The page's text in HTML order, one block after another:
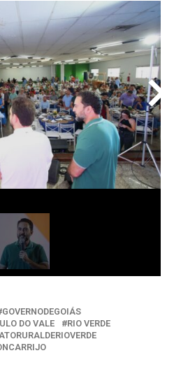
>
GOVERNODEGOIÁS
DO VALE
RIO VERDE